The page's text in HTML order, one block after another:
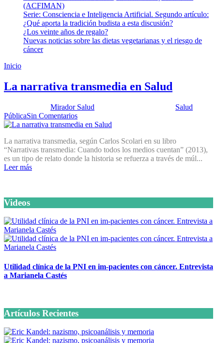
(ACFIMAN)
Serie: Consciencia e Inteligencia Artificial. Segundo artículo:
¿Qué aporta la tradición budista a esta discusión?
¿Los veinte años de regalo?
Nuevas noticias sobre las dietas vegetarianas y el riesgo de
cáncer
Inicio
La narrativa transmedia en Salud
Mirador Salud
Salud
PúblicaSin Comentarios
La narrativa transmedia, según Carlos Scolari en su libro
“Narrativas transmedia: Cuando todos los medios cuentan” (2013),
es un tipo de relato donde la historia se refuerza a través de múl...
Leer más
Videos
Utilidad clínica de la PNI en im-pacientes con cáncer. Entrevista
a Marianela Castés
Artículos Recientes